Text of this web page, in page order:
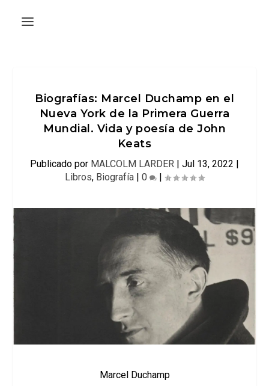
Biografías: Marcel Duchamp en el
Nueva York de la Primera Guerra
Mundial. Vida y poesía de John
Keats
Publicado por MALCOLM LARDER | Jul 13, 2022 |
Libros, Biografía | 0 |
Marcel Duchamp